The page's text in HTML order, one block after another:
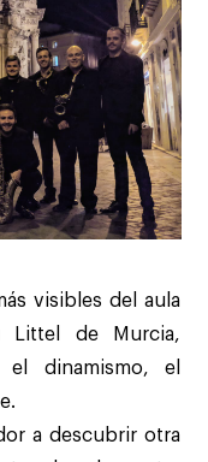
visibles del aula
Littel de Murcia,
el dinamismo, el
a descubrir otra